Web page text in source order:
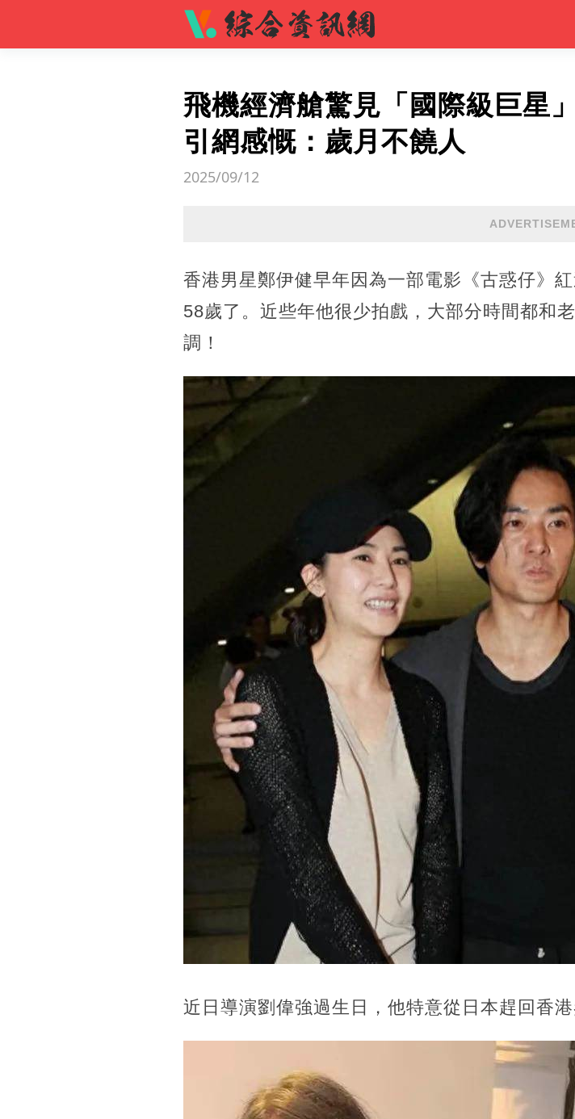
飛機經濟艙驚見「國際級巨星
引網感慨：歲月不饒人
2025/09/12
香港男星鄭伊健早年因為一部電影《古惑仔》
58歲了。近些年他很少拍戲，大部分時間都和
調！
近日導演劉偉強過生日，他特意從日本趕回香港